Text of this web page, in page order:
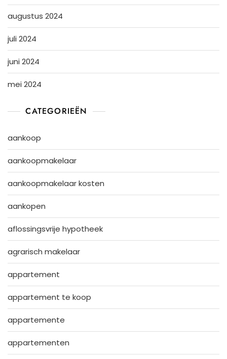
augustus 2024
juli 2024
juni 2024
mei 2024
CATEGORIEËN
aankoop
aankoopmakelaar
aankoopmakelaar kosten
aankopen
aflossingsvrije hypotheek
agrarisch makelaar
appartement
appartement te koop
appartemente
appartementen